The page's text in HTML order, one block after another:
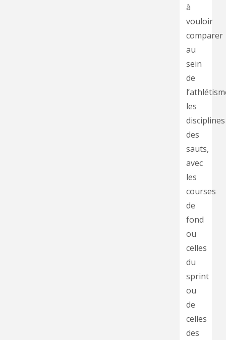
à
vouloir
comparer
au
sein
de
les
disciplines
des
sauts,
avec
les
courses
de
fond
ou
celles
du
sprint
ou
de
celles
des